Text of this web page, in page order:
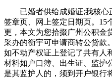
已婚者供给成婚证;我核心
签章页、网上签定日期页。15
更，本文为您拾掇广州公积金
采办的衡宇可申请商转公贷款
如不动产权证上登记了共有人
材料如户口簿、出生证、监护
是其监护人的，须到开户银行